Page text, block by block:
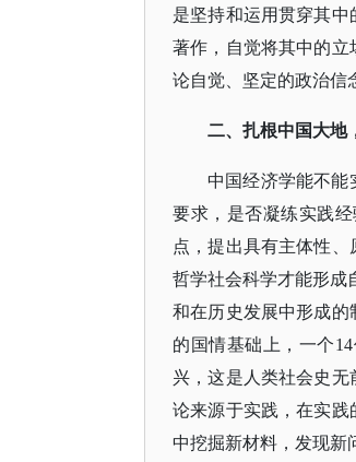
是坚持和运用贯穿其
著作，自觉将其中的立
论自觉、坚定的政治信
二、扎根中国大地
中国经济学能不能
要求，是否凝练实践
点，提出具有主体性
哲学社会科学才能形成
和在历史发展中形成
的国情基础上，一个
兴，这是人类社会史
论来源于实践，在实践
中挖掘新材料，发现新